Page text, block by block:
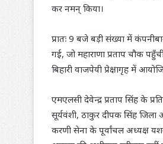
कर नमन् किया।
प्रातः 9 बजे बड़ी संख्या में
गई, जो महाराणा प्रताप चौक
बिहारी वाजपेयी प्रेक्षागृह में
एमएलसी देवेन्द्र प्रताप सिंह के
सूर्यवंशी, ठाकुर दीपक सिंह जिला
करणी सेना के पूर्वांचल अध्यक्ष